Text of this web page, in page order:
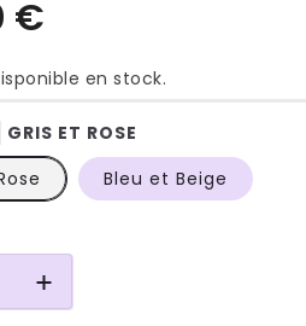
en stock.
GRIS ET ROSE
Bleu et Beige
Augmenter
la